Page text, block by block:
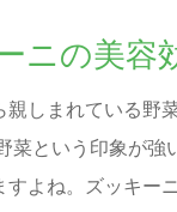
ニの美容
しまれている野
という印象が強
よね。ズッキー